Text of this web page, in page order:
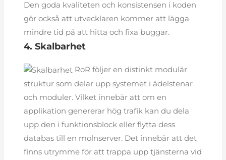
Den goda kvaliteten och konsistensen i koden
gör också att utvecklaren kommer att lägga
mindre tid på att hitta och fixa buggar.
4. Skalbarhet
RoR följer en distinkt modulär
struktur som delar upp systemet i ädelstenar
och moduler. Vilket innebär att om en
applikation genererar hög trafik kan du dela
upp den i funktionsblock eller flytta dess
databas till en molnserver. Det innebär att det
finns utrymme för att trappa upp tjänsterna vid